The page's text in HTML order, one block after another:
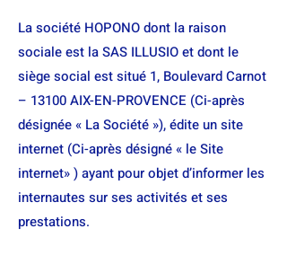
La société HOPONO dont la raison
sociale est la SAS ILLUSIO et dont le
siège social est situé 1, Boulevard Carnot
– 13100 AIX-EN-PROVENCE (Ci-après
désignée « La Société »), édite un site
internet (Ci-après désigné « le Site
internet» ) ayant pour objet d’informer les
internautes sur ses activités et ses
prestations.